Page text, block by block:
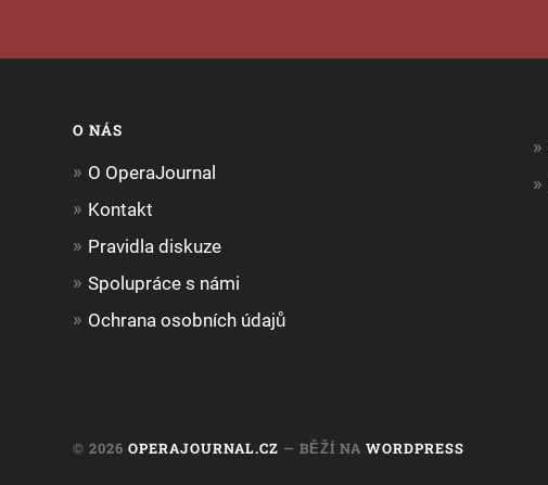
O NÁS
O OperaJournal
Kontakt
Pravidla diskuze
Spolupráce s námi
Ochrana osobních údajů
© 2026OPERAJOURNAL.CZ — BĚŽÍ NAWORDPRESS